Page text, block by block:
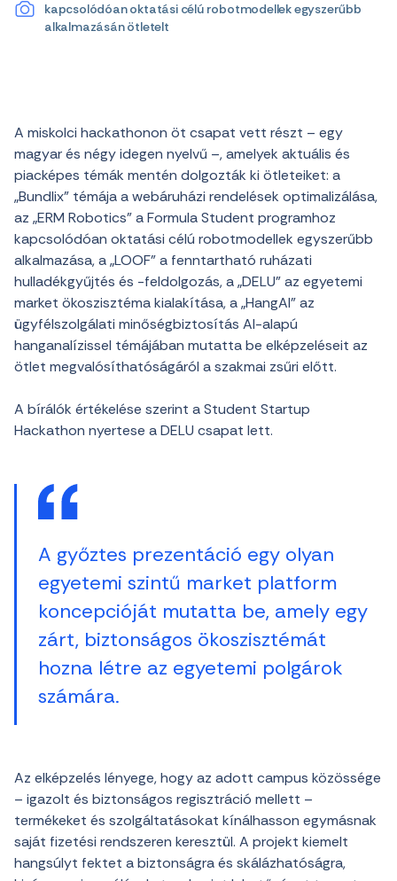
kapcsolódóan oktatási célú robotmodellek egyszerűbb
alkalmazásán ötletelt
A miskolci hackathonon öt csapat vett részt – egy
magyar és négy idegen nyelvű –, amelyek aktuális és
piacképes témák mentén dolgozták ki ötleteiket: a
„Bundlix” témája a webáruházi rendelések optimalizálása,
az „ERM Robotics” a Formula Student programhoz
kapcsolódóan oktatási célú robotmodellek egyszerűbb
alkalmazása, a „LOOF” a fenntartható ruházati
hulladékgyűjtés és -feldolgozás, a „DELU” az egyetemi
market ökoszisztéma kialakítása, a „HangAI” az
ügyfélszolgálati minőségbiztosítás AI-alapú
hanganalízissel témájában mutatta be elképzeléseit az
ötlet megvalósíthatóságáról a szakmai zsűri előtt.
A bírálók értékelése szerint a Student Startup
Hackathon nyertese a DELU csapat lett.
A győztes prezentáció egy olyan
egyetemi szintű market platform
koncepcióját mutatta be, amely egy
zárt, biztonságos ökoszisztémát
hozna létre az egyetemi polgárok
számára.
Az elképzelés lényege, hogy az adott campus közössége
– igazolt és biztonságos regisztráció mellett –
termékeket és szolgáltatásokat kínálhasson egymásnak
saját fizetési rendszeren keresztül. A projekt kiemelt
hangsúlyt fektet a biztonságra és skálázhatóságra,